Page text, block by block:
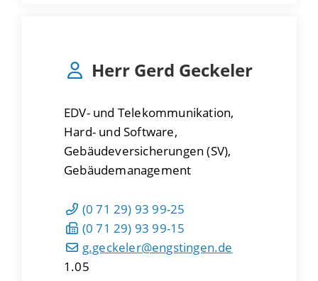
Herr Gerd Geckeler
EDV- und Telekommunikation,
Hard- und Software,
Gebäudeversicherungen (SV),
Gebäudemanagement
(0 71 29) 93 99-25
(0 71 29) 93 99-15
g.geckeler@engstingen.de
1.05